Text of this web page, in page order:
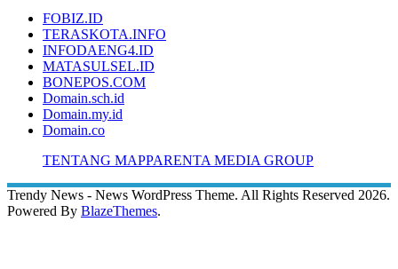
FOBIZ.ID
TERASKOTA.INFO
INFODAENG4.ID
MATASULSEL.ID
BONEPOS.COM
Domain.sch.id
Domain.my.id
Domain.co
TENTANG MAPPARENTA MEDIA GROUP
Trendy News - News WordPress Theme. All Rights Reserved 2026.
Powered By BlazeThemes.